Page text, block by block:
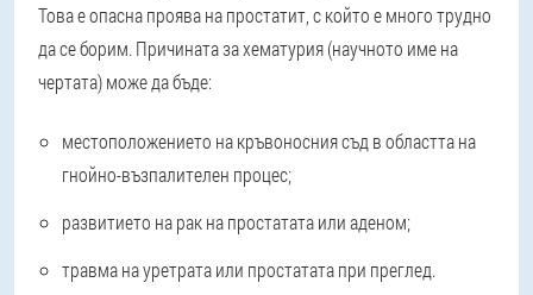
Това е опасна проява на простатит, с който е много трудно
да се борим. Причината за хематурия (научното име на
чертата) може да бъде:
местоположението на кръвоносния съд в областта на
гнойно-възпалителен процес;
развитието на рак на простатата или аденом;
травма на уретрата или простатата при преглед.